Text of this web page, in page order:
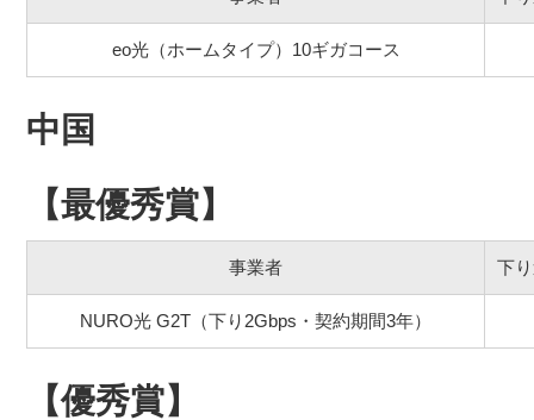
eo光（ホームタイプ）10ギガコース
中国
【最優秀賞】
事業者 下
NURO光 G2T（下り2Gbps・契約期間3年）
【優秀賞】